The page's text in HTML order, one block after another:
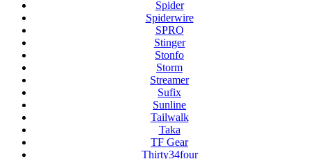
Spider
Spiderwire
SPRO
Stinger
Stonfo
Storm
Streamer
Sufix
Sunline
Tailwalk
Taka
TF Gear
Thirty34four